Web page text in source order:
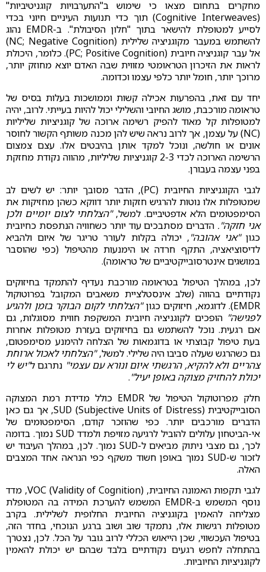
מחקרים בתחום מצאו כי שימוש ב"התערבויות קוגניטיביות"
(Cognitive Interweaves) תוך כדי תנועות העיניים חיוני בכדי
לסייע למטופלת להישאר בתוך "חלון הסיבולת". ב-EMDR נהוג
להשתמש במעבר מקוגניציה שלילית (NC; Negative Cognition)
אל עבר קוגניציה חיובית (PC; Positive Cognition). כלומר, היכולת
לראות את הזיכרון הטראומטי מזווית שבה האדם יוצא מחוזק יותר,
מרוכך יותר, חומל יותר כלפי עצמו וכדומה.
יחד עם זאת, בהפרעות אכילה קשות וממושכות בעלות בסיס של
טראומה מורכבת, מושג החיובי והשלילי יכול להיות בעייתי. לרוב, יהיה
למטופלות קל מאוד להפיק רשימה ארוכה של קוגניציות שליליות
(NC) על עצמן, אך לרוב נראה שיש להן מכנה משותף הקשור לחוסר
אונים או חולשה, ונוכל למקד אותן בהיבטים אלו. עצם צמצום
הרשימה הארוכה לכדי 2-3 קוגניציות שליליות, מהווה נקודת מחזקת
בפני עצמה בעבורן.
לגבי הקוגניציות החיובית (PC), הדבר מסובך יותר: יש לשים לב
שמטופלות אלו נוטות להרגיש חזקות יותר דווקא כשהן מחזיקות את
הסימפטומים הלא אדפטיביים. למשל,"הצלחתי לצום יומיים ולכן
אני חזקה". הדברים מסתבכים עוד יותר כשחוויה הנתפסת כחיובית
כגון"אני אהובה", יכולה בקלות לעורר טריגר של איום ולהביא
לדיסוציאציה, התקף חרדה או הימנעות מהטיפול (כפי שהוסבר
במושגים אינטרסובייקטיביים של טראומה).
לכן, במהלך הטיפול בטראומה מורכבת נעדיף להתמקד בחיזוקים
נקודתיים בהווה (שלב אינסטלציית משאבים המקובל בפרוטוקול
EMDR). לדוגמא, חיזוקים כגון
"הצלחתי לקום הבוקר בזמן ולהגיע
לפגישה" הופכים לקוגניציה חיובית המשקפת חווית מסוגלות, גם
אם רגעית. נוכל להשתמש גם בחיזוקים בעזרת מטופלות אחרות
בעת טיפול קבוצתי או בדוגמאות של הצלחה להימנע מסימפטום,
גם כשהרגש שעלה סביבו היה שלילי. למשל,"הצלחתי לאכול ארוחת
צהריים ולא להקיא, הרגשתי איום ונורא עם עצמי" נתרגם ל"יש לי
יכולת להחזיק מצוקה באופן יעיל".
חלק מפרוטוקול הטיפול של EMDR כולל מדידת רמת המצוקה
הסובייקטיבית SUD (Subjective Units of Distress), אך גם כאן
הדברים מורכבים יותר. כפי שהוזכר קודם, הסימפטומים של
אי-הביטחון עלולים להוביל לרגיעה מזויפת ולמדד SUD נמוך. בדומה
לכך, גם מצבי ניתוק מביאים ל-SUD נמוך. לכן, במהלך העיבוד יש
לזכור ש-SUD נמוך באופן חשוד משקף כפי הנראה אחד המצבים
האלה.
לגבי תקפות האמונה החיובית, VOC (Validity of Cognition), מדד
נוסף המשמש ב-EMDR המשמש להערכת המידה בה המטופלת
מצליחה להאמין בקוגניציה החיובית החלופית לשלילית. בקרב
מטופלות רגישות אלו, נתמקד שוב ושוב ברגע הנוכחי, בחדר הזה,
בטיפול העכשווי, שכן הייאוש הכללי לרוב גובר על הכל. לכן, נצטרך
בהתחלה לחפש רגעים נקודתיים בלבד שבהם יש יכולת להאמין
לקוגניציות החיוביות.